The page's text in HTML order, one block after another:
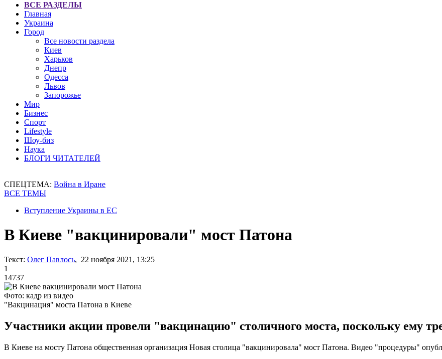
ВСЕ РАЗДЕЛЫ
Главная
Украина
Город
Все новости раздела
Киев
Харьков
Днепр
Одесса
Львов
Запорожье
Мир
Бизнес
Спорт
Lifestyle
Шоу-биз
Наука
БЛОГИ ЧИТАТЕЛЕЙ
СПЕЦТЕМА: Война в Иране
ВСЕ ТЕМЫ
Вступление Украины в ЕС
В Киеве "вакцинировали" мост Патона
Текст: Олег Павлось, 22 ноября 2021, 13:25
1
14737
Фото: кадр из видео
"Вакцинация" моста Патона в Киеве
Участники акции провели "вакцинацию" столичного моста, поскольку ему
В Киеве на мосту Патона общественная организация Новая столица "вакцинировала" мост Патона. Видео "процедуры"